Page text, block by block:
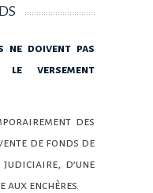
ne doivent pas
le versement
des
de fonds de
judiciaire, d’une
enchères.